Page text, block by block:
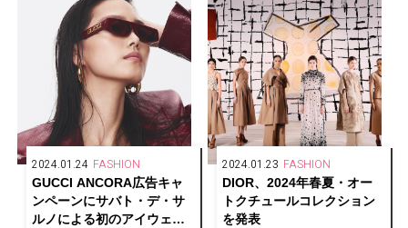
2024.01.24 FASHION
GUCCI ANCORA広告キャ
ンペーンにサバト・デ・サ
ルノによる初のアイウェア
2024.01.23 FASHION
DIOR、2024年春夏・オー
トクチュールコレクション
を発表